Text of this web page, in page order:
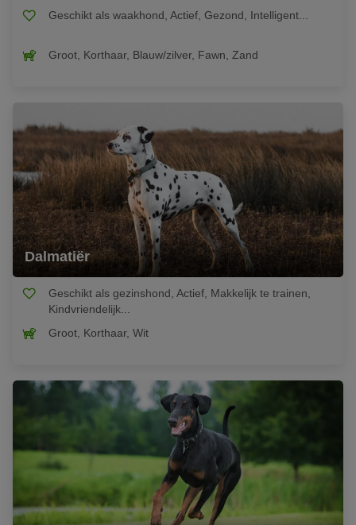
Geschikt als waakhond, Actief, Gezond, Intelligent...
Groot, Korthaar, Blauw/zilver, Fawn, Zand
Dalmatiër
Geschikt als gezinshond, Actief, Makkelijk te trainen,
Kindvriendelijk...
Groot, Korthaar, Wit